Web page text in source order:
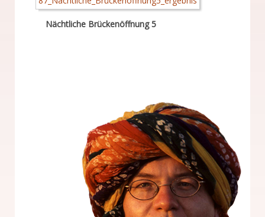
Nächtliche Brückenöffnung 5